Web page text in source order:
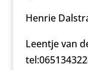
Henrie
Leentje van